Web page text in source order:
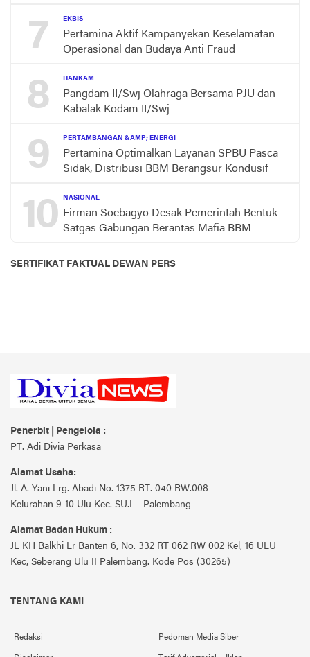
7 EKBIS
Pertamina Aktif Kampanyekan Keselamatan
Operasional dan Budaya Anti Fraud
8 HANKAM
Pangdam II/Swj Olahraga Bersama PJU dan
Kabalak Kodam II/Swj
9 PERTAMBANGAN &AMP; ENERGI
Pertamina Optimalkan Layanan SPBU Pasca
Sidak, Distribusi BBM Berangsur Kondusif
10 NASIONAL
Firman Soebagyo Desak Pemerintah Bentuk
Satgas Gabungan Berantas Mafia BBM
SERTIFIKAT FAKTUAL DEWAN PERS
Penerbit | Pengelola :
PT. Adi Divia Perkasa
Alamat Usaha:
Jl. A. Yani Lrg. Abadi No. 1375 RT. 040 RW.008
Kelurahan 9-10 Ulu Kec. SU.I – Palembang
Alamat Badan Hukum :
JL KH Balkhi Lr Banten 6, No. 332 RT 062 RW 002 Kel, 16 ULU
Kec, Seberang Ulu II Palembang. Kode Pos (30265)
TENTANG KAMI
Redaksi Pedoman Media Siber